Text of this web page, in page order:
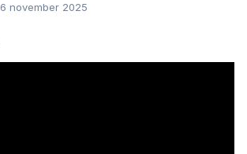
6 november 2025